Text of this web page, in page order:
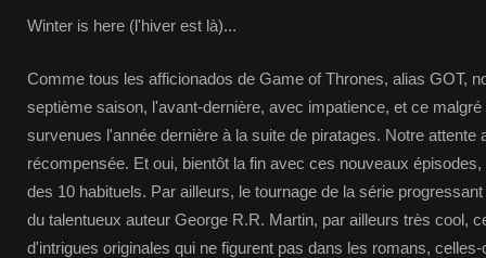
Winter is here (l'hiver est là)...
Comme tous les afficionados de Game of Thrones, alias GOT,
septième saison, l'avant-dernière, avec impatience, et ce
survenues l'année dernière à la suite de piratages. Notre attente
récompensée. Et oui, bientôt la fin avec ces nouveaux
des 10 habituels. Par ailleurs, le tournage de la série
du talentueux auteur George R.R. Martin, par ailleurs très cool,
d'intrigues originales qui ne figurent pas dans les romans,